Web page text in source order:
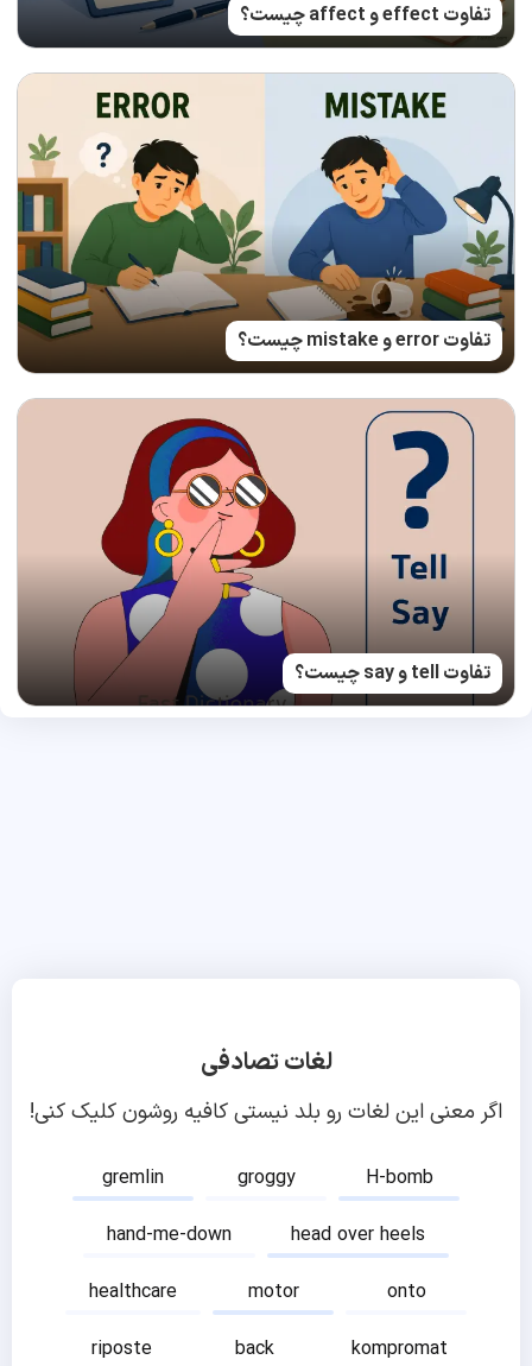
تفاوت effect و affect چیست؟
تفاوت error و mistake چیست؟
تفاوت tell و say چیست؟
لغات تصادفی
اگر معنی این لغات رو بلد نیستی کافیه روشون کلیک کنی!
gremlin groggy
H-bomb
hand-me-down
head over heels
healthcare
motor
onto
riposte
back
kompromat